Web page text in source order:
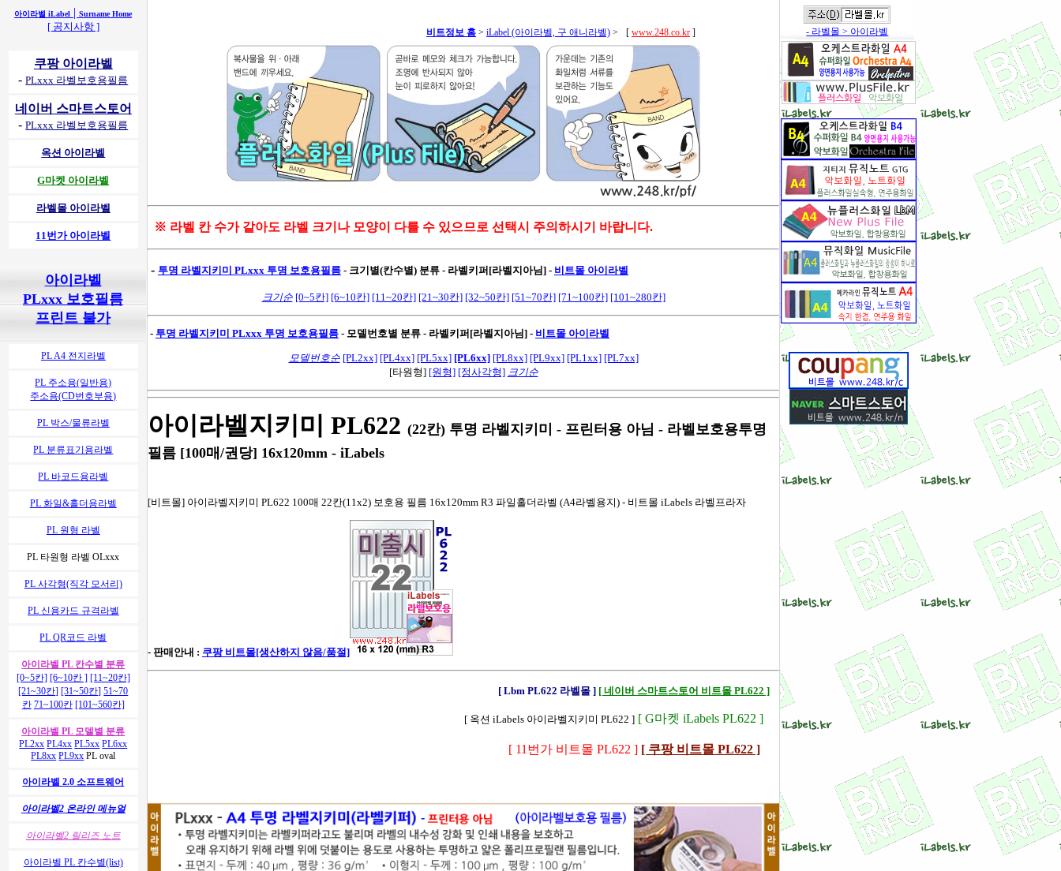
아이라벨 iLabel | Surname Home
[ 공지사항 ]
쿠팡 아이라벨
-PLxxx 라벨보호용필름
네이버 스마트스토어
-PLxxx 라벨보호용필름
옥션 아이라벨
G마켓 아이라벨
라벨몰 아이라벨
11번가 아이라벨
아이라벨
PLxxx 보호필름
프린트 불가
PL A4 전지라벨
PL 주소용(일반용)
주소용(CD번호부용)
PL 박스/물류라벨
PL 분류표기용라벨
PL 바코드용라벨
PL 화일&홀더용라벨
PL 원형 라벨
PL 타원형 라벨 OLxxx
PL 사각형(직각 모서리)
PL 신용카드 규격라벨
PL QR코드 라벨
아이라벨 PL 칸수별 분류
[0~5칸] [6~10칸 ] [11~20칸]
[21~30칸] [31~50칸] 51~70
칸 71~100칸 [101~560칸]
아이라벨 PL 모델별 분류
PL2xx PL4xx PL5xx PL6xx
PL8xx PL9xx PL oval
아이라벨 2.0 소프트웨어
아이라벨2 온라인 메뉴얼
아이라벨2 릴리즈 노트
아이라벨 PL 칸수별(list)
비트정보 홈 > iLabel (아이라벨, 구 애니라벨) > [ www.248.co.kr ]
※ 라벨 칸 수가 같아도 라벨 크기나 모양이 다를 수 있으므로 선택시 주의하시기 바랍니다.
- 투명 라벨지키미 PLxxx 투명 보호용필름 - 크기별(칸수별) 분류 - 라벨키퍼[라벨지아님] - 비트몰 아이라벨
크기순 [0~5칸] [6~10칸] [11~20칸] [21~30칸] [32~50칸] [51~70칸] [71~100칸] [101~280칸]
- 투명 라벨지키미 PLxxx 투명 보호용필름 - 모델번호별 분류 - 라벨키퍼[라벨지아님] - 비트몰 아이라벨
모델번호순 [PL2xx] [PL4xx] [PL5xx] [PL6xx] [PL8xx] [PL9xx] [PL1xx] [PL7xx]
[타원형] [원형] [정사각형] 크기순
아이라벨지키미 PL622 (22칸) 투명 라벨지키미 - 프린터용 아님 - 라벨보호용투명
필름 [100매/권당] 16x120mm - iLabels
[비트몰] 아이라벨지키미 PL622 100매 22칸(11x2) 보호용 필름 16x120mm R3 파일홀더라벨 (A4라벨용지) - 비트몰 iLabels 라벨프라자
- 판매안내 : 쿠팡 비트몰[생산하지 않음/품절]
[ Lbm PL622 라벨몰 ] [ 네이버 스마트스토어 비트몰 PL622 ]
[ 옥션 iLabels 아이라벨지키미 PL622 ] [ G마켓 iLabels PL622 ]
[ 11번가 비트몰 PL622 ] [ 쿠팡 비트몰 PL622 ]
- 라벨몰 > 아이라벨